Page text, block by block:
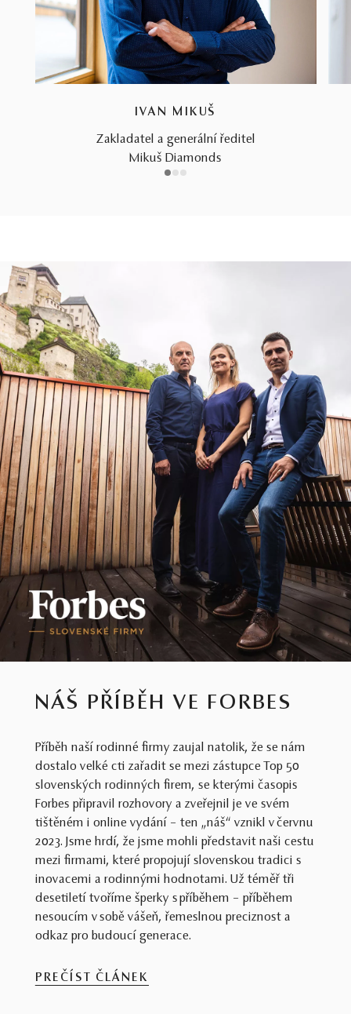
IVAN MIKUŠ
Zakladatel a generální ředitel
Mikuš Diamonds
1 2 3
NÁŠ PŘÍBĚH VE FORBES
Příběh naší rodinné firmy zaujal natolik, že se nám
dostalo velké cti zařadit se mezi zástupce Top 50
slovenských rodinných firem, se kterými časopis
Forbes připravil rozhovory a zveřejnil je ve svém
tištěném i online vydání – ten „náš“ vznikl v červnu
2023. Jsme hrdí, že jsme mohli představit naši cestu
mezi firmami, které propojují slovenskou tradici s
inovacemi a rodinnými hodnotami. Už téměř tři
desetiletí tvoříme šperky s příběhem – příběhem
nesoucím v sobě vášeň, řemeslnou preciznost a
odkaz pro budoucí generace.
PREČÍST ČLÁNEK